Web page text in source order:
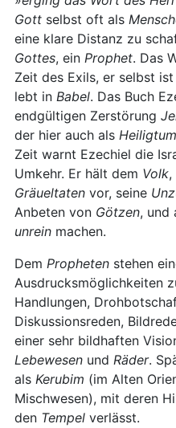
Gott selbst oft als
eine klare Distanz zu
Gottes, ein Prophet. Das
Zeit des Exils, er selbst
lebt in Babel. Das Buch
endgültigen Zerstörung
der hier auch als Heiligtum
Zeit warnt Ezechiel die
Umkehr. Er hält dem Volk,
Gräueltaten vor, seine
Anbeten von Götzen, und
unrein machen.
Dem Propheten stehen
Ausdrucksmöglichkeiten
Handlungen,
Diskussionsreden,
einer sehr bildhaften
Lebewesen und Räder.
als Kerubim (im Alten
Mischwesen), mit deren
den Tempel verlässt.